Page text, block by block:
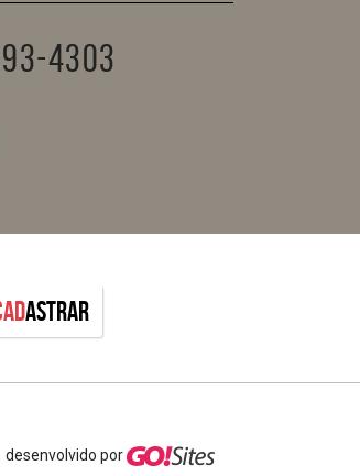
4303
astrar
desenvolvido por